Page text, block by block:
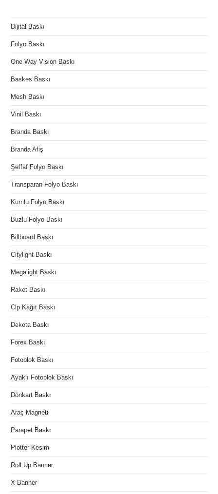
Dijital Baskı
Folyo Baskı
One Way Vision Baskı
Baskes Baskı
Mesh Baskı
Vinil Baskı
Branda Baskı
Branda Afiş
Şeffaf Folyo Baskı
Transparan Folyo Baskı
Kumlu Folyo Baskı
Buzlu Folyo Baskı
Billboard Baskı
Citylight Baskı
Megalight Baskı
Raket Baskı
Clp Kağıt Baskı
Dekota Baskı
Forex Baskı
Fotoblok Baskı
Ayaklı Fotoblok Baskı
Dönkart Baskı
Araç Magneti
Parapet Baskı
Plotter Kesim
Roll Up Banner
X Banner